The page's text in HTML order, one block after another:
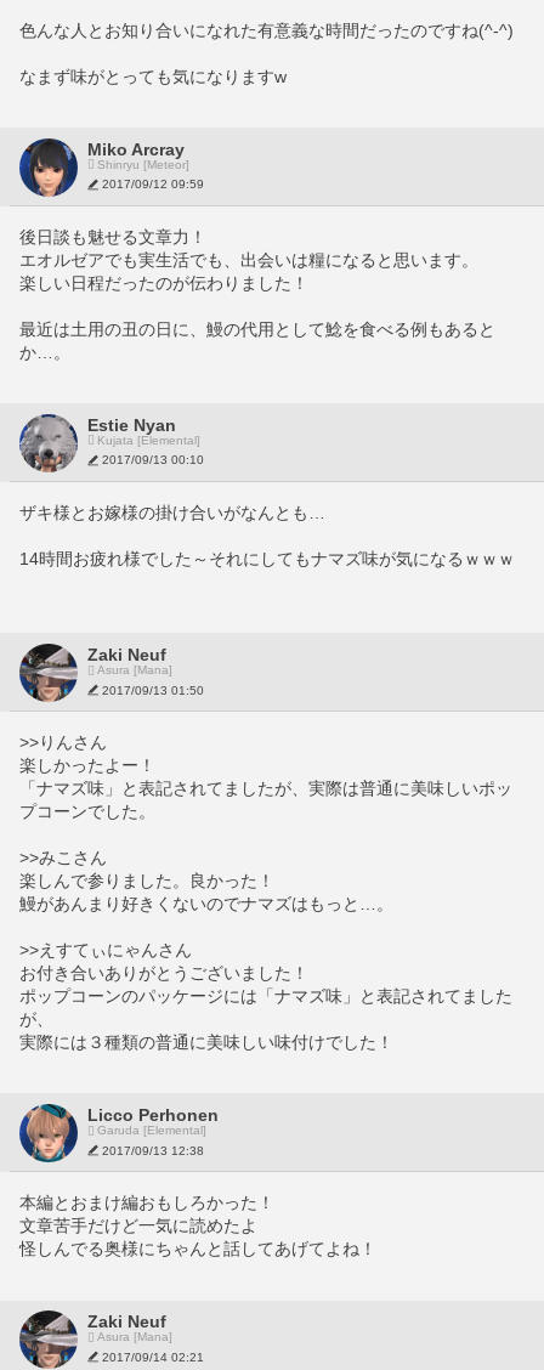
色んな人とお知り合いになれた有意義な時間だったのですね(^-^)
なまず味がとっても気になりますw
Miko Arcray
Shinryu [Meteor]
2017/09/12 09:59
後日談も魅せる文章力！
エオルゼアでも実生活でも、出会いは糧になると思います。
楽しい日程だったのが伝わりました！
最近は土用の丑の日に、鰻の代用として鯰を食べる例もあると
か…。
Estie Nyan
Kujata [Elemental]
2017/09/13 00:10
ザキ様とお嫁様の掛け合いがなんとも…
14時間お疲れ様でした～それにしてもナマズ味が気になるｗｗｗ
Zaki Neuf
Asura [Mana]
2017/09/13 01:50
>>りんさん
楽しかったよー！
「ナマズ味」と表記されてましたが、実際は普通に美味しいポッ
プコーンでした。
>>みこさん
楽しんで参りました。良かった！
鰻があんまり好きくないのでナマズはもっと…。
>>えすてぃにゃんさん
お付き合いありがとうございました！
ポップコーンのパッケージには「ナマズ味」と表記されてました
が、
実際には３種類の普通に美味しい味付けでした！
Licco Perhonen
Garuda [Elemental]
2017/09/13 12:38
本編とおまけ編おもしろかった！
文章苦手だけど一気に読めたよ
怪しんでる奥様にちゃんと話してあげてよね！
Zaki Neuf
Asura [Mana]
2017/09/14 02:21